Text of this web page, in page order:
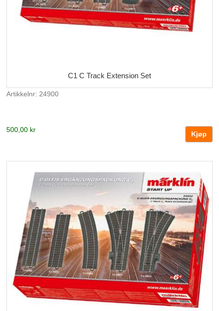
C1 C Track Extension Set
Artikkelnr: 24900
500,00 kr